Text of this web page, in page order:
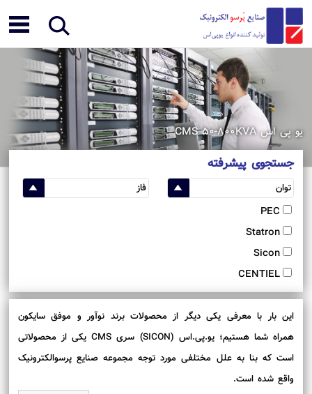
یو پی اس CMS 50-800KVA
جستجوی پیشرفته
PEC
Statron
Sicon
CENTIEL
این بار با معرفی یکی دیگر از محصولات برند نوآور و موفق سایکون
همراه شما هستیم؛ یو.پی.اس (SICON) سری CMS یکی از محصولاتی
است که بنا به علل مختلفی مورد توجه مجموعه صنایع پرسوالکترونیک
واقع شده است.